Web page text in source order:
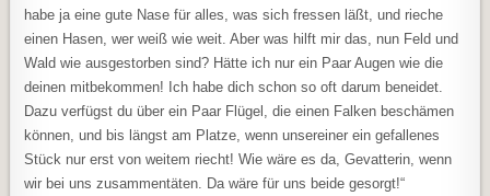
habe ja eine gute Nase für alles, was sich fressen läßt, und rieche
einen Hasen, wer weiß wie weit. Aber was hilft mir das, nun Feld und
Wald wie ausgestorben sind? Hätte ich nur ein Paar Augen wie die
deinen mitbekommen! Ich habe dich schon so oft darum beneidet.
Dazu verfügst du über ein Paar Flügel, die einen Falken beschämen
können, und bis längst am Platze, wenn unsereiner ein gefallenes
Stück nur erst von weitem riecht! Wie wäre es da, Gevatterin, wenn
wir bei uns zusammentäten. Da wäre für uns beide gesorgt!“